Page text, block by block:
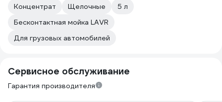
Концентрат
Щелочные
5 л
Бесконтактная мойка LAVR
Для грузовых автомобилей
Сервисное обслуживание
Гарантия производителя